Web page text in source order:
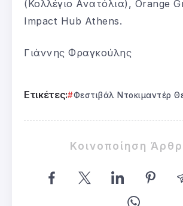
(Κολλέγιο Ανατόλια), Orange
Impact Hub Athens.
Γιάννης Φραγκούλης
Ετικέτες: Φεστιβάλ Ντοκιμαντέρ
Κοινοποίηση